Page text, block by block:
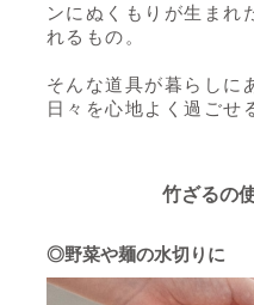
ンにぬくもりが生まれ
れるもの。
そんな道具が暮らしに
日々を心地よく過ごせ
竹ざるの
◎野菜や麺の水切りに